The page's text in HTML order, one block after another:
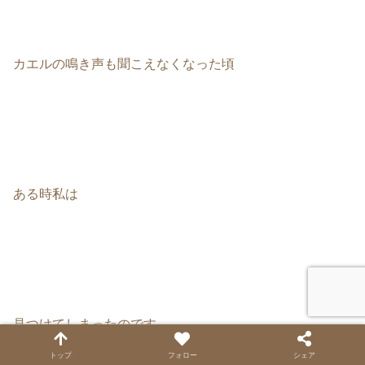
カエルの鳴き声も聞こえなくなった頃
ある時私は
見つけてしまったのです。
トップ フォロー シェア